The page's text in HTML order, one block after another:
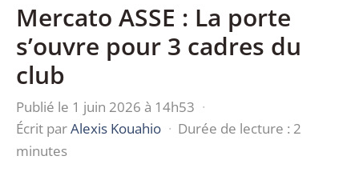
Mercato ASSE : La porte
s’ouvre pour 3 cadres du
club
Publié le 1 juin 2026 à 14h53 ·
Écrit parAlexis Kouahio · Durée de lecture : 2
minutes